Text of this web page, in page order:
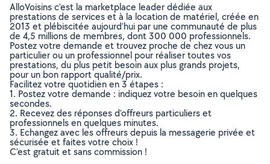
AlloVoisins c’est la marketplace leader dédiée aux
prestations de services et à la location de matériel, créée en
2013 et plébiscitée aujourd’hui par une communauté de plus
de 4,5 millions de membres, dont 300 000 professionnels.
Postez votre demande et trouvez proche de chez vous un
particulier ou un professionnel pour réaliser toutes vos
prestations, du plus petit besoin aux plus grands projets,
pour un bon rapport qualité/prix.
Facilitez votre quotidien en 3 étapes :
1. Postez votre demande : indiquez votre besoin en quelques
secondes.
2. Recevez des réponses d’offreurs particuliers et
professionnels en quelques minutes.
3. Echangez avec les offreurs depuis la messagerie privée et
sécurisée et faites votre choix !
C’est gratuit et sans commission !